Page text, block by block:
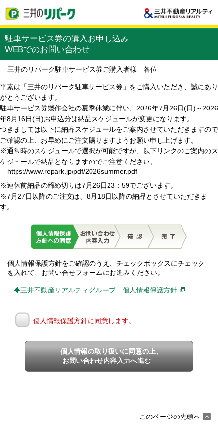
駐車サービス券の購入お申し込み
WEBでのお問い合わせ
三井のリパーク駐車サービス券ご購入者様 各位
平素は「三井のリパーク駐車サービス券」をご購入いただき、誠にあり
がとうございます。
駐車サービス券製作会社の夏季休業に伴い、2026年7月26日(日)～2026
年8月16日(日)お申込分は納品スケジュールが変更になります。
つきましては以下に納品スケジュールをご案内させていただきますので
ご確認の上、お早めにご注文賜りますようお願い申し上げます。
※通常時のスケジュールで選択が可能ですが、以下リンクのご案内のス
ケジュールで納品となりますのでご注意ください。
https://www.repark.jp/pdf/2026summer.pdf
※連休前納品の締め切りは7月26日23：59でございます。
※7月27日以降のご注文は、8月18日以降の納品とさせていただきま
す。
個人情報保護方針をご確認のうえ、チェックボックスにチェック
を入れて、お問い合せフォームにお進みください。
◆三井不動産リアルティグループ 個人情報保護方針
個人情報保護方針に同意します。
個人情報の取り扱いに同意の上、
お問い合わせ内容入力へ進む
このページの先頭へ